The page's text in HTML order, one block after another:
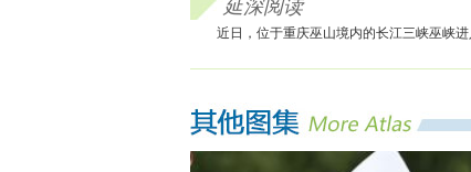
延深阅读
近日，位于重庆巫山境内的长江三峡巫峡